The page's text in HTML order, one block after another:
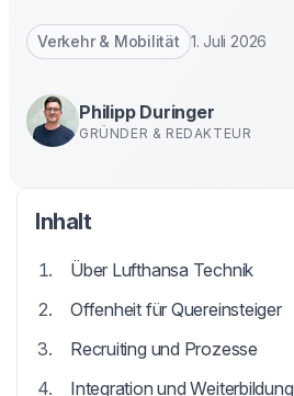
Verkehr & Mobilität 1. Juli 2026
Philipp Duringer
GRÜNDER & REDAKTEUR
Inhalt
Über Lufthansa Technik
Offenheit für Quereinsteiger
Recruiting und Prozesse
Integration und Weiterbildung